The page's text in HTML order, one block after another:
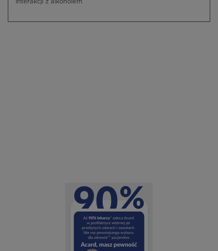
interakcji z alkoholem